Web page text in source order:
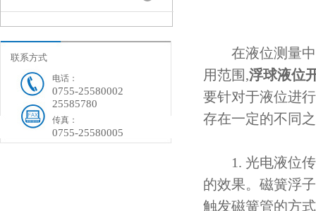
联系方式
电话：
0755-25580002
25585780
传真：
0755-25580005
在液位测量中
用范围,浮球液位
要针对于液位进
存在一定的不同
1. 光电液位传
的效果。磁簧浮
触发磁簧管的方